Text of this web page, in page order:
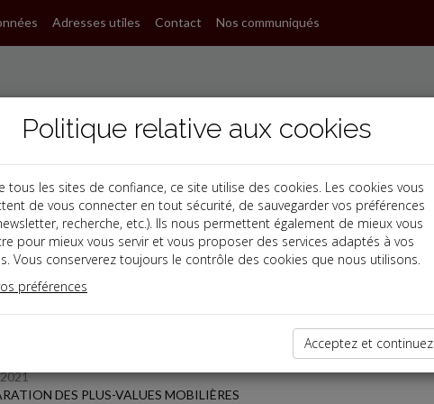
Adresses utiles Contact Nos communiqués
dernières dépêches
DES PLUS-VALUES MOBILIÈRES
Politique relative aux cookies
tous les sites de confiance, ce site utilise des cookies. Les cookies vous
de vous connecter en tout sécurité, de sauvegarder vos préférences
recherche, etc.). Ils nous permettent également de mieux vous
pour mieux vous servir et vous proposer des services adaptés à vos
Vous conserverez toujours le contrôle des cookies que nous utilisons.
préférences
Acceptez et continuez